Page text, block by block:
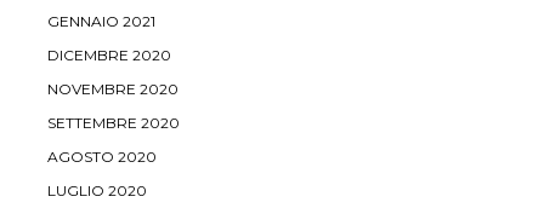
GENNAIO 2021
DICEMBRE 2020
NOVEMBRE 2020
SETTEMBRE 2020
AGOSTO 2020
LUGLIO 2020